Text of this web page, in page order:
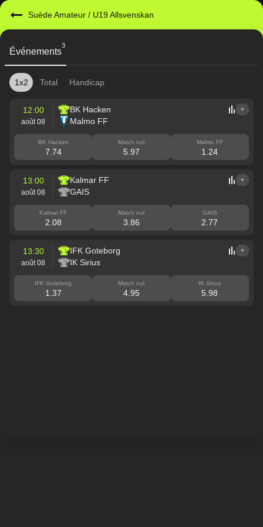
Suède Amateur / U19 Allsvenskan
Événements
3
1x2 Total Handicap
12:00
août 08
BK Hacken
Malmo FF
+
BK Hacken
7.74
Match nul
5.97
Malmo FF
1.24
13:00
août 08
Kalmar FF
GAIS
+
Kalmar FF
2.08
Match nul
3.86
GAIS
2.77
13:30
août 08
IFK Goteborg
IK Sirius
+
IFK Goteborg
1.37
Match nul
4.95
IK Sirius
5.98